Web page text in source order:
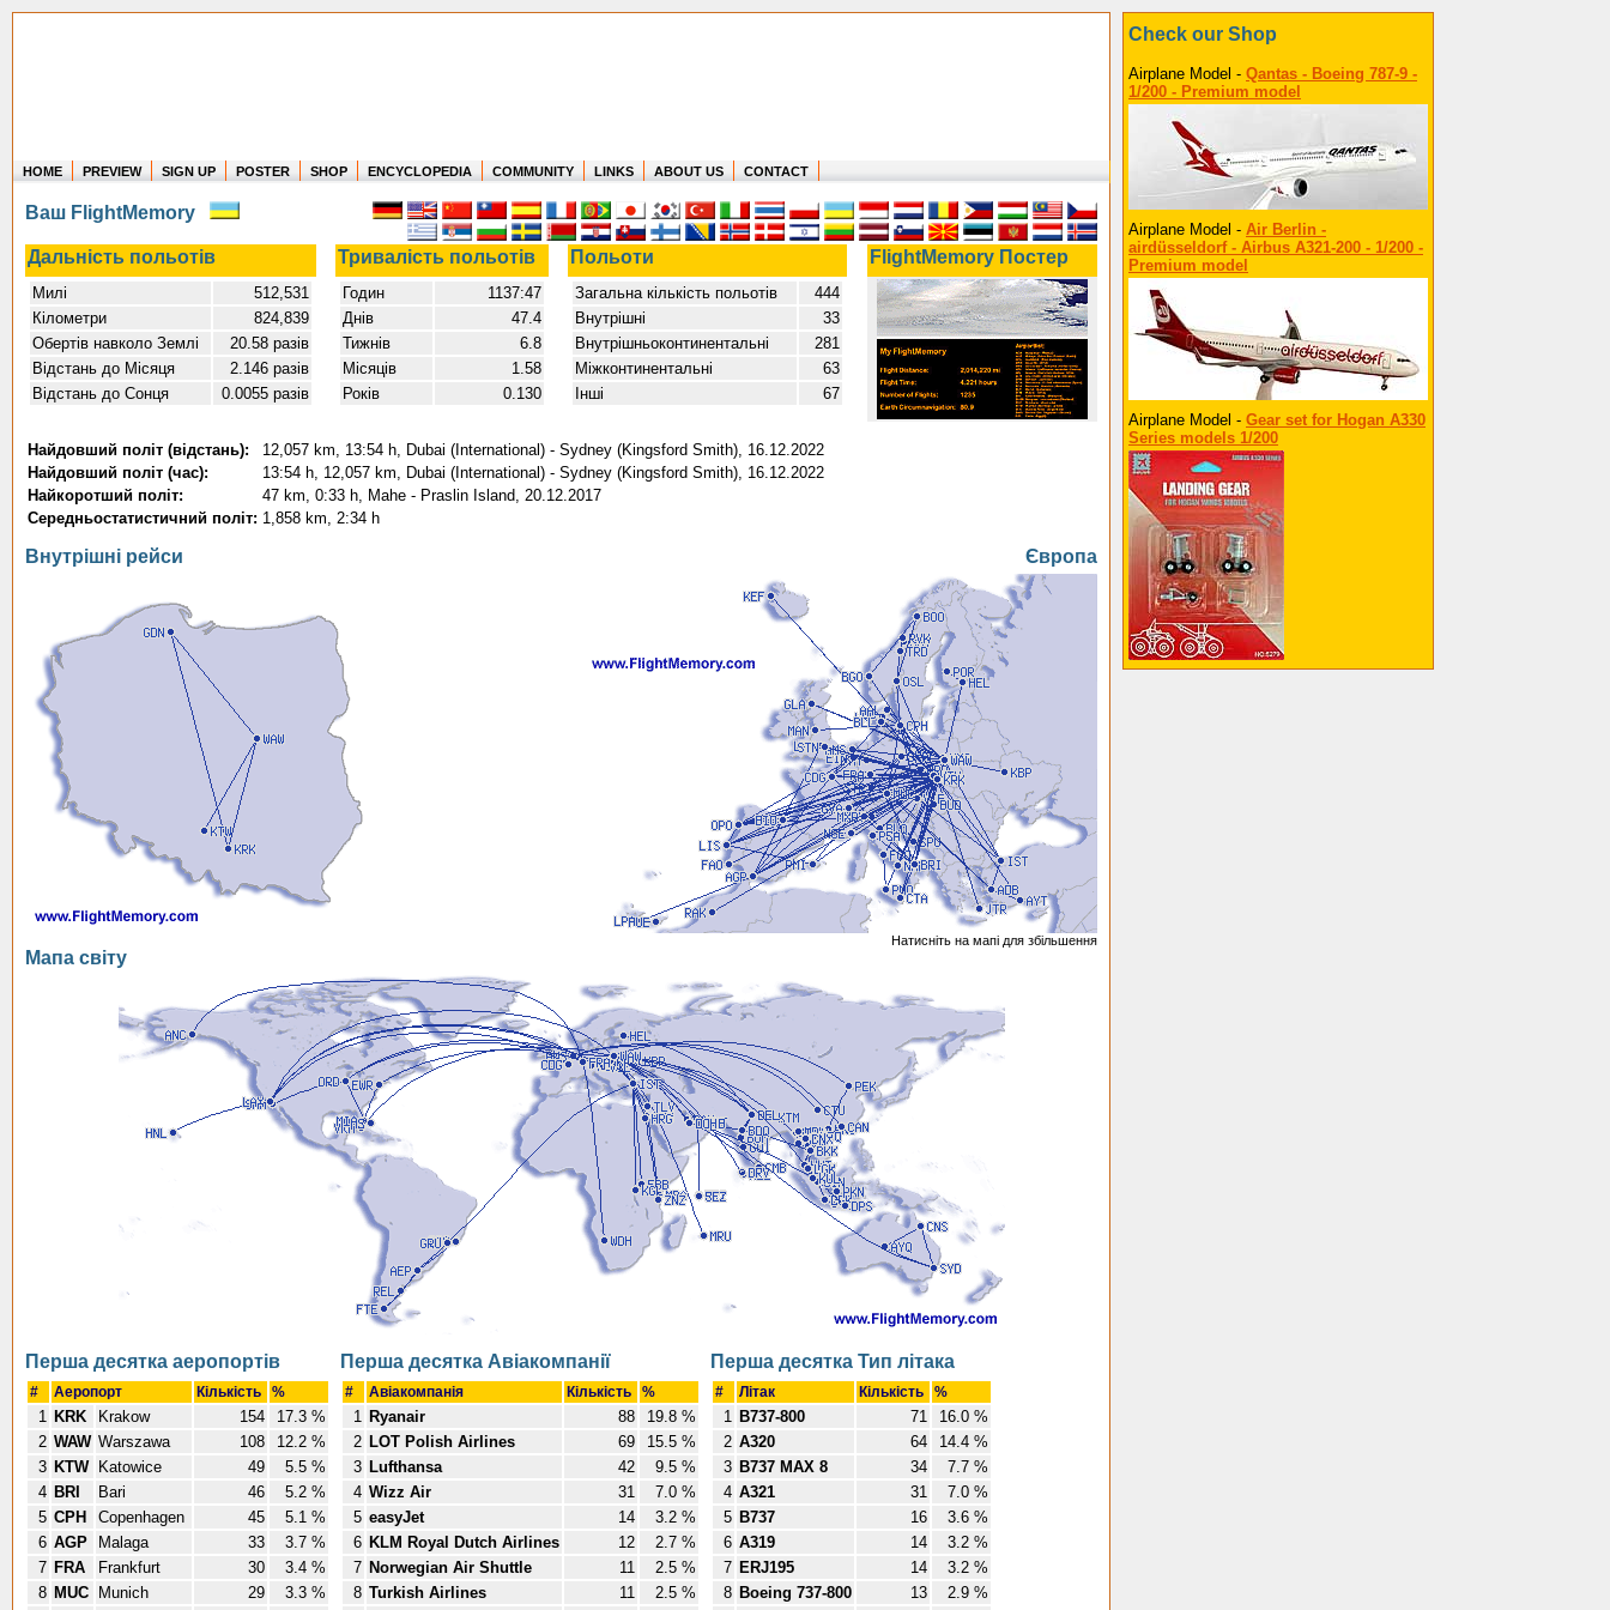
Where in the world have you flown?
How long have you been in the air?
Create your own FlightMemory and see!
HOME PREVIEW SIGN UP POSTER SHOP ENCYCLOPEDIA COMMUNITY LINKS ABOUT US CONTACT
Ваш FlightMemory
Дальність польотів Тривалість польотів Польоти FlightMemory Постер
Милі
512,531
Кілометри
824,839
Обертів навколо Землі
20.58 разів
Відстань до Місяця
2.146 разів
Відстань до Сонця
0.0055 разів
Годин
1137:47
Днів
47.4
Тижнів
6.8
Місяців
1.58
Років
0.130
Загальна кількість польотів
444
Внутрішні
33
Внутрішньоконтинентальні
281
Міжконтинентальні
63
Інші
67
Найдовший політ (відстань):
12,057 km, 13:54 h, Dubai (International) - Sydney (Kingsford Smith), 16.12.2022
Найдовший політ (час):
13:54 h, 12,057 km, Dubai (International) - Sydney (Kingsford Smith), 16.12.2022
Найкоротший політ:
47 km, 0:33 h, Mahe - Praslin Island, 20.12.2017
Середньостатистичний політ: 1,858 km, 2:34 h
Внутрішні рейси Європа
Натисніть на мапі для збільшення
Мапа світу
Перша десятка аеропортів
# Аеропорт Кількість %
1 KRK Krakow 154
17.3 %
2 WAW Warszawa 108
12.2 %
3 KTW Katowice 49
5.5 %
4 BRI Bari 46
5.2 %
5 CPH Copenhagen 45
5.1 %
6 AGP Malaga 33
3.7 %
7 FRA Frankfurt 30
3.4 %
8 MUC Munich 29
3.3 %
Перша десятка Авіакомпанії
# Авіакомпанія Кількість %
1 Ryanair 88
19.8 %
2 LOT Polish Airlines 69
15.5 %
3 Lufthansa 42
9.5 %
4 Wizz Air 31
7.0 %
5 easyJet 14
3.2 %
6 KLM Royal Dutch Airlines 12
2.7 %
7 Norwegian Air Shuttle 11
2.5 %
8 Turkish Airlines 11
2.5 %
Перша десятка Тип літака
# Літак Кількість %
1 B737-800 71
16.0 %
2 A320 64
14.4 %
3 B737 MAX 8 34
7.7 %
4 A321 31
7.0 %
5 B737 16
3.6 %
6 A319 14
3.2 %
7 ERJ195 14
3.2 %
8 Boeing 737-800 13
2.9 %
Check our Shop
Airplane Model - Qantas - Boeing 787-9 -
1/200 - Premium model
Airplane Model - Air Berlin -
airdüsseldorf - Airbus A321-200 - 1/200 -
Premium model
Airplane Model - Gear set for Hogan A330
Series models 1/200